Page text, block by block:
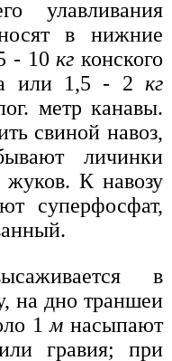
улавливания
в нижние
- 10кг конского
или 1,5 - 2 кг
метр канавы.
свиной навоз,
личинки
жуков. К навозу
суперфосфат,
в
на дно траншеи
1м насыпают
гравия; при